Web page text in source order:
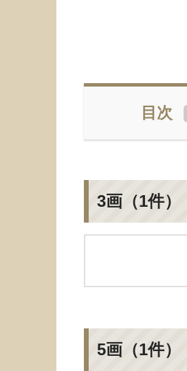
目次
3画（1件）
5画（1件）